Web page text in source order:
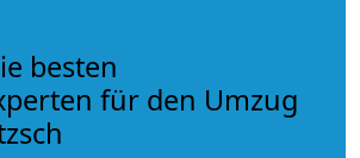
besten
für den Umzug